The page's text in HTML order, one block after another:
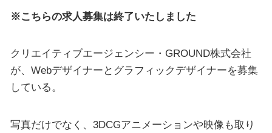
※こちらの求人募集は終了いたしました
クリエイティブエージェンシー・GROUND株式会社
が、Webデザイナーとグラフィックデザイナーを募集
している。
写真だけでなく、3DCGアニメーションや映像も取り